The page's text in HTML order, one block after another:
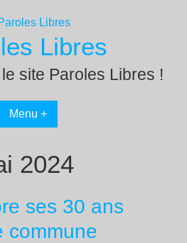
Libres
site Paroles Libres !
Menu +
2024
ses 30 ans
commune